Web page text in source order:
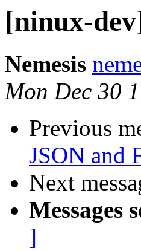
[ninux-
Nemesis
Mon Dec 30
Previous
JSON and
Next
Messages
]